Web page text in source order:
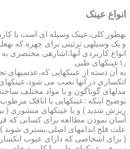
انواع عینک
به­طور کلی،عینک وسیله ای است با
و یک وسیله­ی تزئینی برای چهره که
انواع کاربردی آنها،اشاره­ی مختصری
۱٫عینکهای طبی
به آن دسته از عینکهایی
انکساری در آنها نصب می
مدلهای گوناگون و با مواد مختلف
توضیح اینکه :عینکهایی با اتاقک
ریزش شدید ) و یا عینکهای منشوری (
آسان نمودن مطالعه برای کسانی که
علت فلج اندامهای اصلی،بستری
( برای اشخاصی که دارای عیوب